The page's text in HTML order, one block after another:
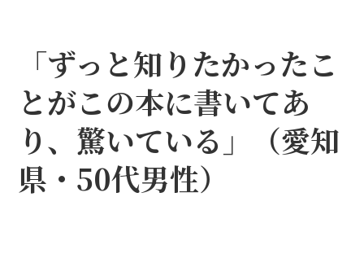
「ずっと知りたかったこ
とがこの本に書いてあ
り、驚いている」（愛知
県・50代男性）